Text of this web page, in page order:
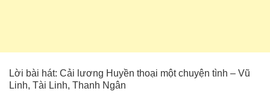
Lời bài hát: Cải lương Huyền thoại một chuyện tình – Vũ
Linh, Tài Linh, Thanh Ngân